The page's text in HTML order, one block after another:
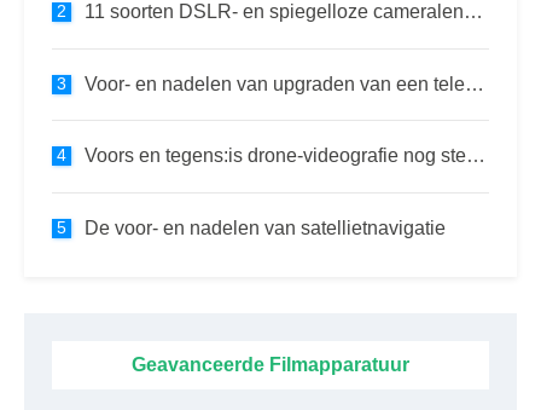
11 soorten DSLR- en spiegelloze cameralenzen die bij uw persoonlijke fotografiestijl passen
Voor- en nadelen van upgraden van een telefoon naar een echte camera
Voors en tegens:is drone-videografie nog steeds levensvatbaar?
De voor- en nadelen van satellietnavigatie
Geavanceerde Filmapparatuur